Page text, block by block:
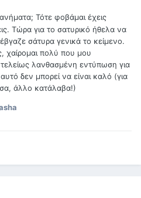
Τότε φοβάμαι έχεις
Τώρα για το σατυρικό ήθελα να
σάτυρα γενικά το κείμενο.
χαίρομαι πολύ που μου
τελείως λανθασμένη εντύπωση για
δεν μπορεί να είναι καλό (για
άλλο κατάλαβα!)